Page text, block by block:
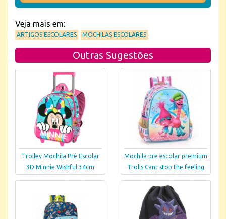
Veja mais em:
ARTIGOS ESCOLARES MOCHILAS ESCOLARES
Outras Sugestões
Trolley Mochila Pré Escolar
3D Minnie Wishful 34cm
Mochila pre escolar premium
Trolls Cant stop the feeling